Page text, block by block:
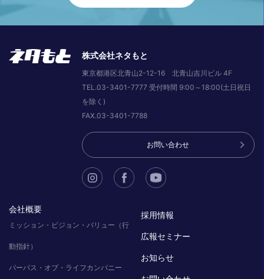
株式会社ネタもと
東京都港区北青山2-12-16 北青山吉川ビル 4F
TEL.03-3401-7777 受付時間 9:00～18:00(土日祝日
を除く)
FAX.03-3401-7788
お問い合わせ
会社概要
ミッション・ビジョン・バリュー（行
動指針）
パーパス・オブ・ライフカンパニー
採用情報
広報セミナー
お知らせ